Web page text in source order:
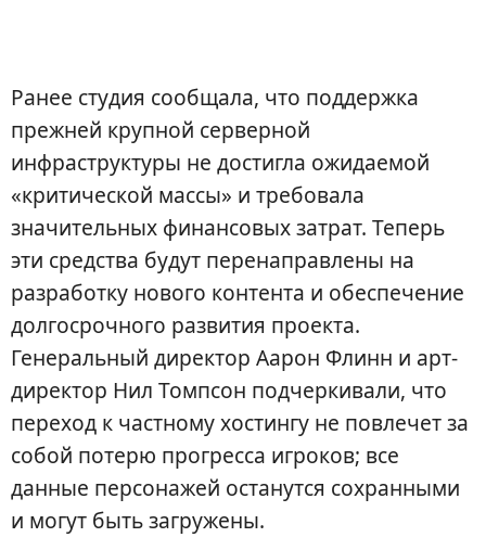
Ранее студия сообщала, что поддержка
прежней крупной серверной
инфраструктуры не достигла ожидаемой
«критической массы» и требовала
значительных финансовых затрат. Теперь
эти средства будут перенаправлены на
разработку нового контента и обеспечение
долгосрочного развития проекта.
Генеральный директор Аарон Флинн и арт-
директор Нил Томпсон подчеркивали, что
переход к частному хостингу не повлечет за
собой потерю прогресса игроков; все
данные персонажей останутся сохранными
и могут быть загружены.